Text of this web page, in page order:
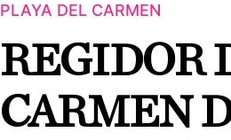
PLAYA DEL CARMEN
REGIDOR
CARMEN